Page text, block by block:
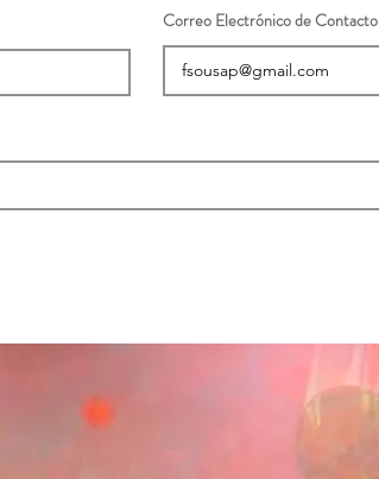
Correo Electrónico de Contacto